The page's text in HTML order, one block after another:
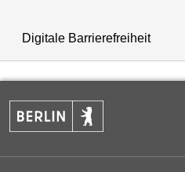
Digitale Barrierefreiheit